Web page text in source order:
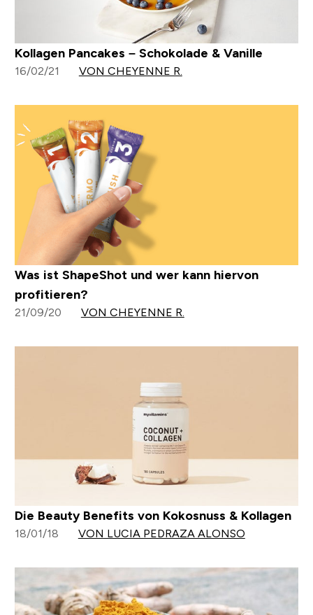
Kollagen Pancakes – Schokolade & Vanille
16/02/21 VON CHEYENNE R.
Was ist ShapeShot und wer kann hiervon
profitieren?
21/09/20 VON CHEYENNE R.
Die Beauty Benefits von Kokosnuss & Kollagen
18/01/18 VON LUCIA PEDRAZA ALONSO